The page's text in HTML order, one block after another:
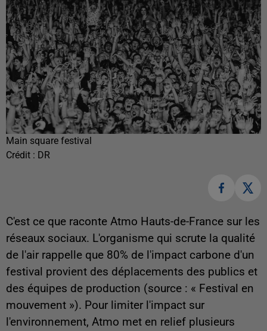
Main square festival
Crédit : DR
C'est ce que raconte Atmo Hauts-de-France sur les
réseaux sociaux. L'organisme qui scrute la qualité
de l'air rappelle que 80% de l'impact carbone d'un
festival provient des déplacements des publics et
des équipes de production (source : « Festival en
mouvement »). Pour limiter l'impact sur
l'environnement, Atmo met en relief plusieurs